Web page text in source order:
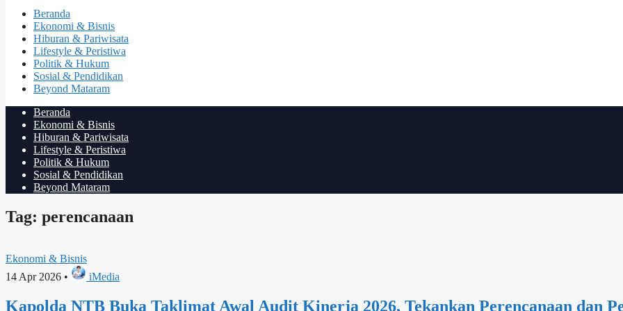
Beranda
Ekonomi & Bisnis
Hiburan & Pariwisata
Lifestyle & Peristiwa
Politik & Hukum
Sosial & Pendidikan
Beyond Mataram
Beranda
Ekonomi & Bisnis
Hiburan & Pariwisata
Lifestyle & Peristiwa
Politik & Hukum
Sosial & Pendidikan
Beyond Mataram
Tag: perencanaan
Ekonomi & Bisnis
14 Apr 2026 • iMedia
Kapolda NTB Buka Taklimat Awal Audit Kinerja 2026, Tekankan Perencanaan dan